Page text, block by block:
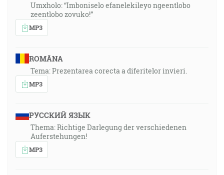
Umxholo: “Imboniselo efanelekileyo ngeentlobo
zeentlobo zovuko!”
MP3
ROMÂNA
Tema: Prezentarea corecta a diferitelor invieri.
MP3
РУССКИЙ ЯЗЫК
Thema: Richtige Darlegung der verschiedenen
Auferstehungen!
MP3